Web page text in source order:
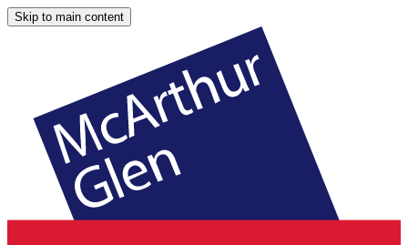
Skip to main content